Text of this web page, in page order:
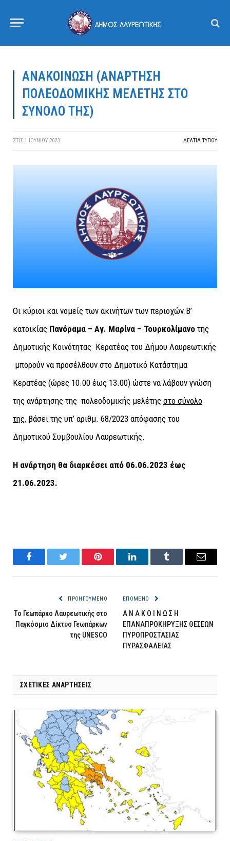
ΑΝΑΚΟΙΝΩΣΗ (ΑΝΑΡΤΗΣΗ
ΠΟΛΕΟΔΟΜΙΚΗΣ ΜΕΛΕΤΗΣ ΣΤΟ
ΣΥΝΟΛΟ ΤΗΣ)
ΣΤΙΣ 1 ΙΟΥΝΊΟΥ 2023 ΔΕΛΤΙΑ ΤΥΠΟΥ
Οι κύριοι και νομείς των ακινήτων των περιοχών Β’
κατοικίας Πανόραμα – Αγ. Μαρίνα – Τουρκολίμανο της
Δημοτικής Κοινότητας Κερατέας του Δήμου Λαυρεωτικής
μπορούν να προσέλθουν στο Δημοτικό Κατάστημα
Κερατέας (ώρες 10.00 έως 13.00) ώστε να λάβουν γνώση
της ανάρτησης της πολεοδομικής μελέτης στο σύνολο
της, βάσει της υπ’ αριθμ. 68/2023 απόφασης του
Δημοτικού Συμβουλίου Λαυρεωτικής.
Η ανάρτηση θα διαρκέσει από 06.06.2023 έως
21.06.2023.
FacebookTwitter Pinterest LinkedInTumblr Email
ΠΡΟΗΓΟΎΜΕΝΟ
Το Γεωπάρκο Λαυρεωτικής στο
Παγκόσμιο Δίκτυο Γεωπάρκων
της UNESCO
ΕΠΌΜΕΝΟ
Α Ν Α Κ Ο Ι Ν Ω Σ Η
ΕΠΑΝΑΠΡΟΚΗΡΥΞΗΣ ΘΕΣΕΩΝ
ΠΥΡΟΠΡΟΣΤΑΣΙΑΣ
ΠΥΡΑΣΦΑΛΕΙΑΣ
ΣΧΕΤΙΚΈΣ ΑΝΑΡΤΉΣΕΙΣ